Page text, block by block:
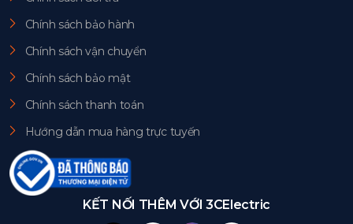
Chính sách bảo hành
Chính sách vận chuyển
Chính sách bảo mật
Chính sách thanh toán
Hướng dẫn mua hàng trực tuyến
KẾT NỐI THÊM VỚI 3CElectric